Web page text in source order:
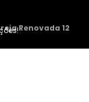
Renovada 12